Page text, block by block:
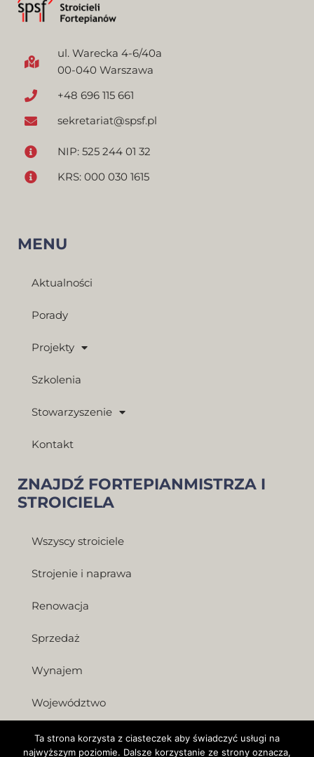
ul. Warecka 4-6/40a
00-040 Warszawa
+48 696 115 661
sekretariat@spsf.pl
NIP: 525 244 01 32
KRS: 000 030 1615
MENU
Aktualności
Porady
Projekty
Szkolenia
Stowarzyszenie
Kontakt
ZNAJDŹ FORTEPIANMISTRZA I
STROICIELA
Wszyscy stroiciele
Strojenie i naprawa
Renowacja
Sprzedaż
Wynajem
Województwo
Ta strona korzysta z ciasteczek aby świadczyć usługi na
najwyższym poziomie. Dalsze korzystanie ze strony oznacza,